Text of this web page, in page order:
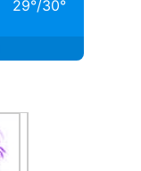
29°/30°